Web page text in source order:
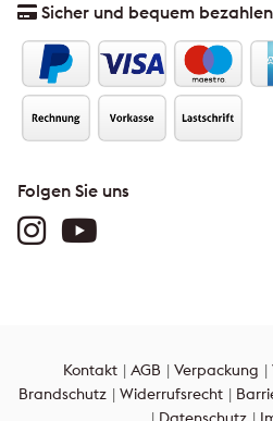
Sicher und bequem bezahlen
Folgen Sie uns
Kontakt AGB Verpackung
Brandschutz
Widerrufsrecht